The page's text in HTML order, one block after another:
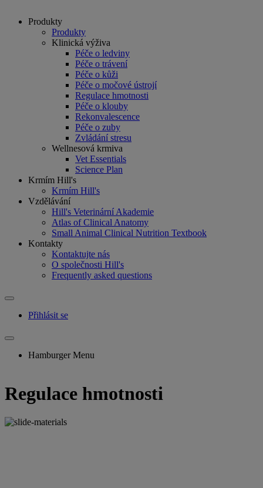
Produkty
Produkty
Klinická výživa
Péče o ledviny
Péče o trávení
Péče o kůži
Péče o močové ústrojí
Regulace hmotnosti
Péče o klouby
Rekonvalescence
Péče o zuby
Zvládání stresu
Wellnesová krmiva
Vet Essentials
Science Plan
Krmím Hill's
Krmím Hill's
Vzdělávání
Hill's Veterinární Akademie
Atlas of Clinical Anatomy
Small Animal Clinical Nutrition Textbook
Kontakty
Kontaktujte nás
O společnosti Hill's
Frequently asked questions
Přihlásit se
Hamburger Menu
Regulace hmotnosti